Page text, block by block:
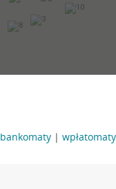
10
8
3
bankomaty | wpłatomaty